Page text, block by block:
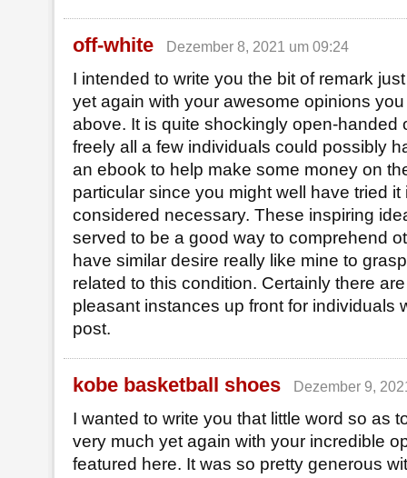
off-white Dezember 8, 2021 um 09:24
I intended to write you the bit of remark
yet again with your awesome opinions
above. It is quite shockingly open-handed
freely all a few individuals could possibly
an ebook to help make some money on
particular since you might well have tried it
considered necessary. These inspiring
served to be a good way to comprehend
have similar desire really like mine to
related to this condition. Certainly there
pleasant instances up front for individuals
post.
kobe basketball shoes Dezember 9,
I wanted to write you that little word so as
very much yet again with your incredible
featured here. It was so pretty generous